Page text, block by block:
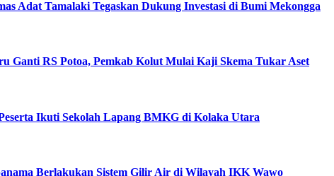
Adat Tamalaki Tegaskan Dukung Investasi di Bumi Mekongga
Ganti RS Potoa, Pemkab Kolut Mulai Kaji Skema Tukar Aset
Ikuti Sekolah Lapang BMKG di Kolaka Utara
Berlakukan Sistem Gilir Air di Wilayah IKK Wawo